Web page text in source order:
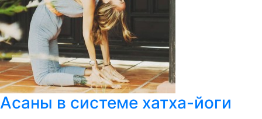
Асаны в системе хатха-йоги